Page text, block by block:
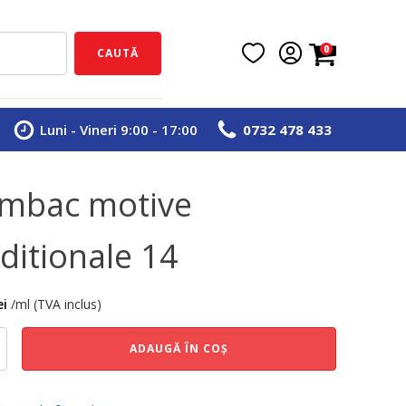
CAUTĂ 0
Luni - Vineri 9:00 - 17:00 0732 478 433
motive
14
/ml (TVA inclus)
ADAUGĂ ÎN COȘ